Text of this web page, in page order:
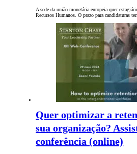
A sede da união monetária europeia quer
Recursos Humanos. O prazo para candidaturas
Quer optimizar a
sua organização?
conferência (online)